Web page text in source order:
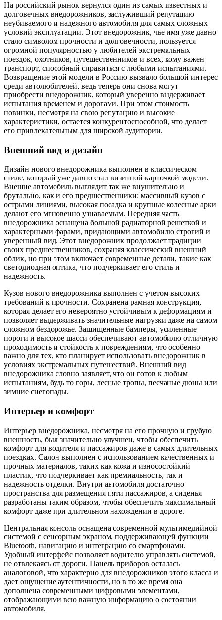
На российский рынок вернулся один из самых известных и
долговечных внедорожников, заслуживший репутацию
неубиваемого и надежного автомобиля для самых сложных
условий эксплуатации. Этот внедорожник, чье имя уже давно
стало символом прочности и долговечности, пользуется
огромной популярностью у любителей экстремальных
поездок, охотников, путешественников и всех, кому важен
транспорт, способный справиться с любыми испытаниями.
Возвращение этой модели в Россию вызвало большой интерес
среди автолюбителей, ведь теперь они снова могут
приобрести внедорожник, который уверенно выдерживает
испытания временем и дорогами. При этом стоимость
новинки, несмотря на свою репутацию и высокие
характеристики, остается конкурентоспособной, что делает
его привлекательным для широкой аудитории.
Внешний вид и дизайн
Дизайн нового внедорожника выполнен в классическом
стиле, который уже давно стал визитной карточкой модели.
Внешне автомобиль выглядит так же внушительно и
брутально, как и его предшественники: массивный кузов с
острыми линиями, высокая посадка и крупные колесные арки
делают его мгновенно узнаваемым. Передняя часть
внедорожника оснащена большой радиаторной решеткой и
характерными фарами, придающими автомобилю строгий и
уверенный вид. Этот внедорожник продолжает традиции
своих предшественников, сохраняя классический внешний
облик, но при этом включает современные детали, такие как
светодиодная оптика, что подчеркивает его стиль и
надежность.
Кузов нового внедорожника выполнен с учетом высоких
требований к прочности. Сохранена рамная конструкция,
которая делает его невероятно устойчивым к деформациям и
позволяет выдерживать значительные нагрузки даже на самом
сложном бездорожье. Защищенные бамперы, усиленные
пороги и высокое шасси обеспечивают автомобилю отличную
проходимость и стойкость к повреждениям, что особенно
важно для тех, кто планирует использовать внедорожник в
условиях экстремальных путешествий. Внешний вид
внедорожника словно заявляет, что он готов к любым
испытаниям, будь то горы, лесные тропы, песчаные дюны или
зимние снегопады.
Интерьер и комфорт
Интерьер внедорожника, несмотря на его прочную и грубую
внешность, был значительно улучшен, чтобы обеспечить
комфорт для водителя и пассажиров даже в самых длительных
поездках. Салон выполнен с использованием качественных и
прочных материалов, таких как кожа и износостойкий
пластик, что подчеркивает как премиальность, так и
надежность отделки. Внутри автомобиля достаточно
пространства для размещения пяти пассажиров, а сиденья
разработаны таким образом, чтобы обеспечить максимальный
комфорт даже при длительном нахождении в дороге.
Центральная консоль оснащена современной мультимедийной
системой с сенсорным экраном, поддерживающей функции
Bluetooth, навигацию и интеграцию со смартфонами.
Удобный интерфейс позволяет водителю управлять системой,
не отвлекаясь от дороги. Панель приборов осталась
аналоговой, что характерно для внедорожников этого класса и
дает ощущение аутентичности, но в то же время она
дополнена современными цифровыми элементами,
отображающими всю важную информацию о состоянии
автомобиля.